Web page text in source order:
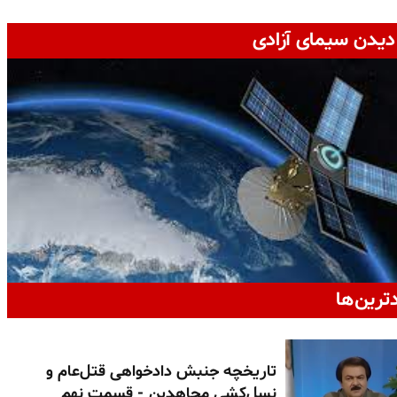
سیمای آزادی
تاریخچه جنبش دادخواهی قتل‌عام و